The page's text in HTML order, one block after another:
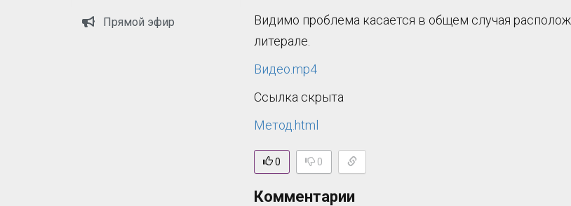
Прямой эфир
Видимо проблема касается в общем случая
литерале.
Видео.mp4
Ссылка скрыта
Метод.html
0 0
Комментарии